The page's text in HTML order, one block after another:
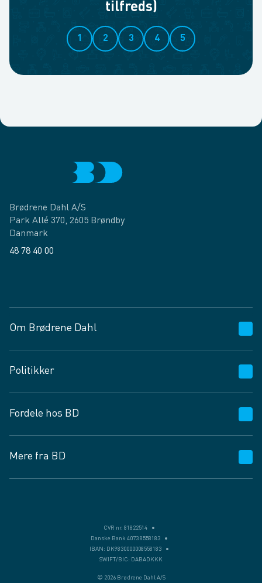
tilfreds)
1 2 3 4 5
Brødrene Dahl A/S
Park Allé 370, 2605 Brøndby
Danmark
48 78 40 00
Om Brødrene Dahl
Vagttelefon 30 10 89 89
Spørgsmål og svar
Job og karriere
Fødevarekontrolrapport
Politikker
Privatlivspolitik
Cookies
Vilkår og betingelser
Fordele hos BD
BD app
BD.dk services
Mere fra BD
CVR nr. 81822514
Danske Bank 4073 8558183
IBAN: DK9830000008558183
SWIFT/BIC: DABADKKK
© 2026 Brødrene Dahl A/S